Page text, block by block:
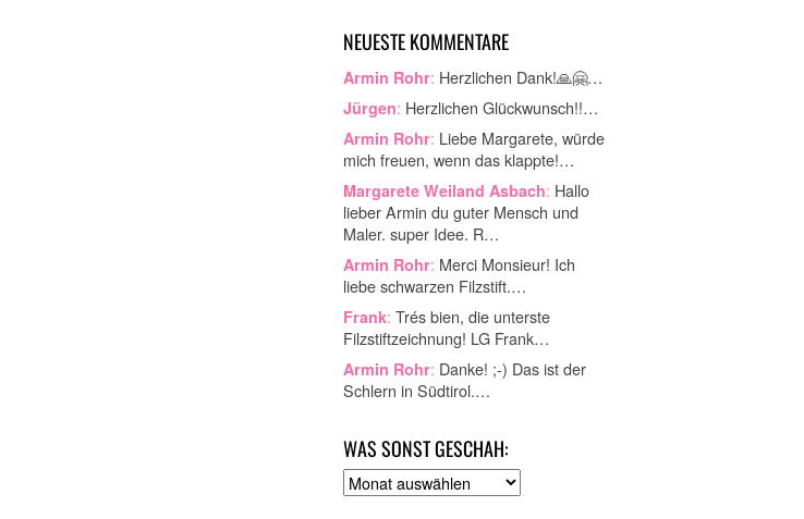
NEUESTE KOMMENTARE
Armin Rohr: Herzlichen Dank!🙏🤗…
Jürgen: Herzlichen Glückwunsch!!…
Armin Rohr: Liebe Margarete, würde
mich freuen, wenn das klappte!…
Margarete Weiland Asbach: Hallo
lieber Armin du guter Mensch und
Maler. super Idee. R…
Armin Rohr: Merci Monsieur! Ich
liebe schwarzen Filzstift.…
Frank: Trés bien, die unterste
Filzstiftzeichnung! LG Frank…
Armin Rohr: Danke! ;-) Das ist der
Schlern in Südtirol.…
WAS SONST GESCHAH:
A